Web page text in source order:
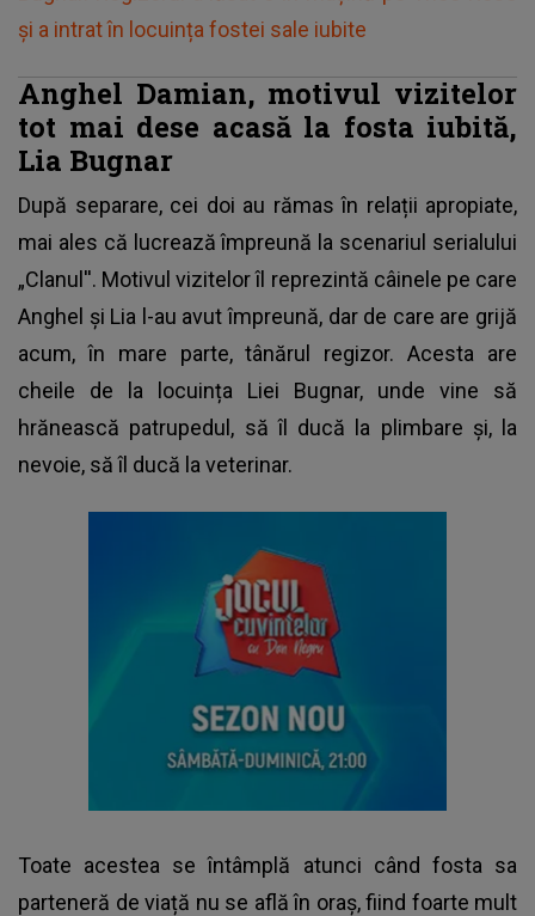
și a intrat în locuința fostei sale iubite
Anghel Damian, motivul vizitelor
tot mai dese acasă la fosta iubită,
Lia Bugnar
După separare, cei doi au rămas în relații apropiate,
mai ales că lucrează împreună la scenariul serialului
„Clanul''. Motivul vizitelor îl reprezintă câinele pe care
Anghel și Lia l-au avut împreună, dar de care are grijă
acum, în mare parte, tânărul regizor. Acesta are
cheile de la locuința Liei Bugnar, unde vine să
hrănească patrupedul, să îl ducă la plimbare și, la
nevoie, să îl ducă la veterinar.
Toate acestea se întâmplă atunci când fosta sa
parteneră de viață nu se află în oraș, fiind foarte mult